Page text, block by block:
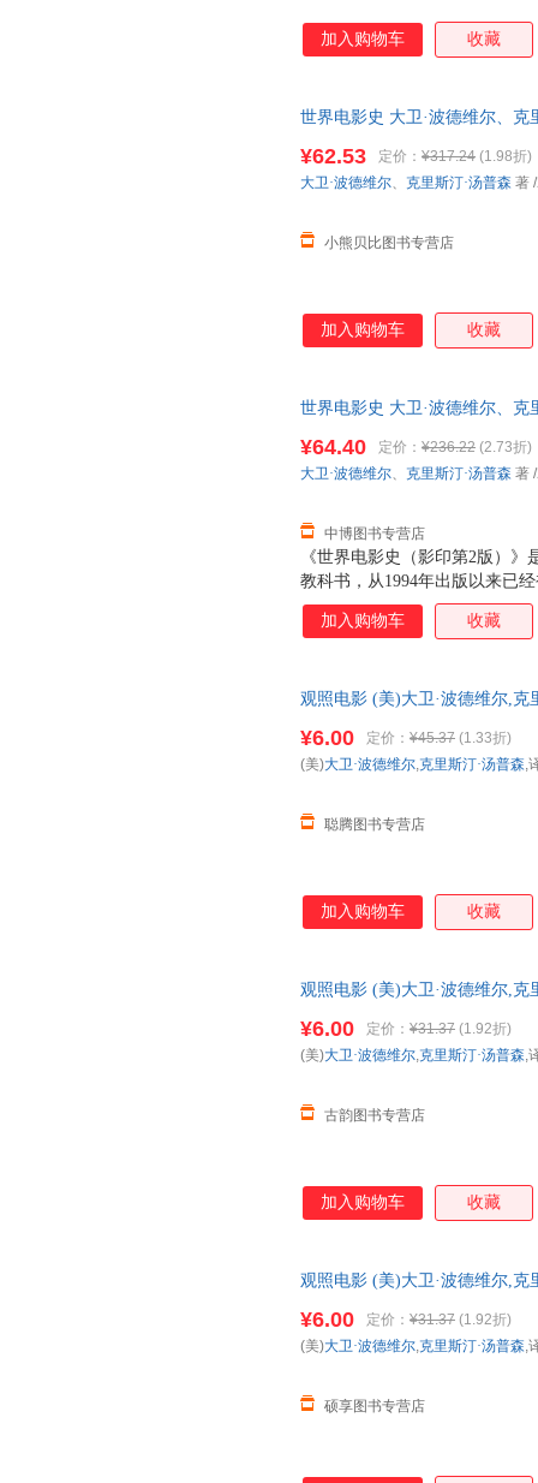
加入购物车 收藏
世界电影史 大卫·波德维尔、
¥62.53 定价： ¥317.24 (1.98折)
小熊贝比图书专营店
大卫·波德维尔、 克里斯汀·汤普森 著
加入购物车 收藏
世界电影史 大卫·波德维尔、克
《世界电影史（影印第2版）
教科书，从1994年出版以来已
本。其在内容上浩繁渊博，上
片、纪录片到先锋实验电影，
别是中国电影的研究篇幅，体
针对电影产业链条上的各个部
了原著的版式和索引部分，可
¥64.40 定价： ¥236.22 (2.73折)
中博图书专营店
大卫·波德维尔、 克里斯汀·汤普森 著
加入购物车 收藏
观照电影 (美)大卫·波德维尔,克
¥6.00 定价： ¥45.37 (1.33折)
聪腾图书专营店
(美)大卫·波德维尔,克里斯汀·汤普森,
加入购物车 收藏
观照电影 (美)大卫·波德维尔,克
¥6.00 定价： ¥31.37 (1.92折)
古韵图书专营店
(美)大卫·波德维尔,克里斯汀·汤普森,
加入购物车 收藏
观照电影 (美)大卫·波德维尔,克
¥6.00 定价： ¥31.37 (1.92折)
硕享图书专营店
(美)大卫·波德维尔,克里斯汀·汤普森,